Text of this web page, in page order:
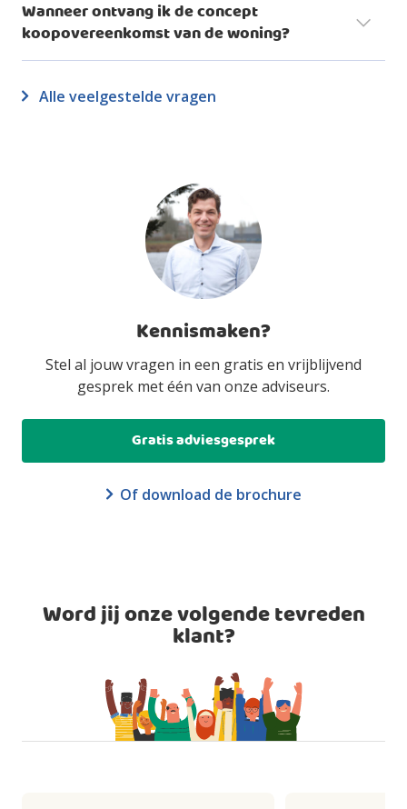
Wanneer ontvang ik de concept
koopovereenkomst van de woning?
Alle veelgestelde vragen
Kennismaken?
Stel al jouw vragen in een gratis en vrijblijvend
gesprek met één van onze adviseurs.
Gratis adviesgesprek
Of download de brochure
Word jij onze volgende tevreden
klant?